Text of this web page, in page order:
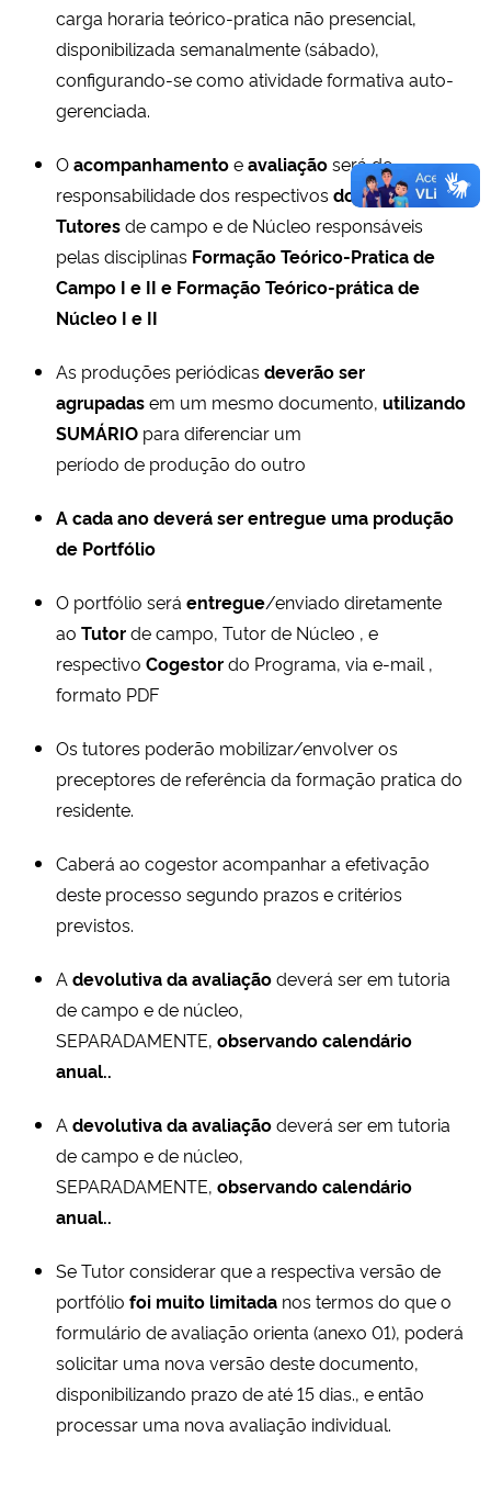
carga horaria teórico-pratica não presencial,
disponibilizada semanalmente (sábado),
configurando-se como atividade formativa auto-
gerenciada.
Oacompanhamentoeavaliaçãoserá de
responsabilidade dos respectivosdocentes-
Tutoresde campo e de Núcleo responsáveis
pelas disciplinas Formação Teórico-Pratica de
Campo I e II e Formação Teórico-prática de
Núcleo I e II
As produções periódicasdeverão ser
agrupadasem um mesmo documento, utilizando
SUMÁRIO para diferenciar um
período de produção do outro
A cada ano deverá ser entregue uma produção
de Portfólio
O portfólio será entregue/enviado diretamente
ao Tutorde campo, Tutor de Núcleo , e
respectivo Cogestordo Programa, via e-mail ,
formato PDF
Os tutores poderão mobilizar/envolver os
preceptores de referência da formação pratica do
residente.
Caberá ao cogestor acompanhar a efetivação
deste processo segundo prazos e critérios
previstos.
A devolutiva da avaliaçãodeverá ser em tutoria
de campo e de núcleo,
SEPARADAMENTE, observando calendário
anual..
A devolutiva da avaliaçãodeverá ser em tutoria
de campo e de núcleo,
SEPARADAMENTE, observando calendário
anual..
Se Tutor considerar que a respectiva versão de
portfólio foi muito limitada nos termos do que o
formulário de avaliação orienta (anexo 01), poderá
solicitar uma nova versão deste documento,
disponibilizando prazo de até 15 dias., e então
processar uma nova avaliação individual.